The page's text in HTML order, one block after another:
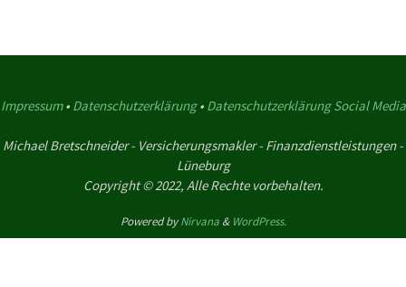
Impressum• Datenschutzerklärung• Datenschutzerklärung Social Media
Michael Bretschneider - Versicherungsmakler - Finanzdienstleistungen -
Lüneburg
Copyright © 2022, Alle Rechte vorbehalten.
Powered byNirvana& WordPress.